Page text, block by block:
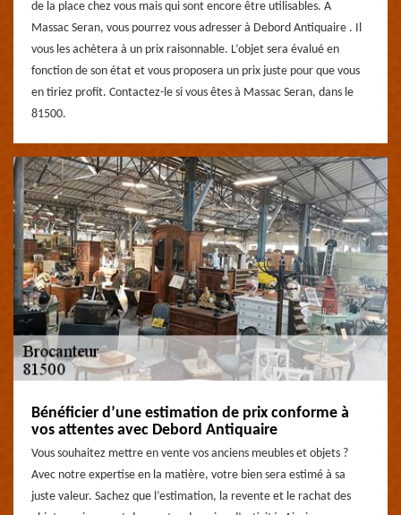
de la place chez vous mais qui sont encore être utilisables. A
Massac Seran, vous pourrez vous adresser à Debord Antiquaire . Il
vous les achètera à un prix raisonnable. L’objet sera évalué en
fonction de son état et vous proposera un prix juste pour que vous
en tiriez profit. Contactez-le si vous êtes à Massac Seran, dans le
81500.
Bénéficier d’une estimation de prix conforme à
vos attentes avec Debord Antiquaire
Vous souhaitez mettre en vente vos anciens meubles et objets ?
Avec notre expertise en la matière, votre bien sera estimé à sa
juste valeur. Sachez que l’estimation, la revente et le rachat des